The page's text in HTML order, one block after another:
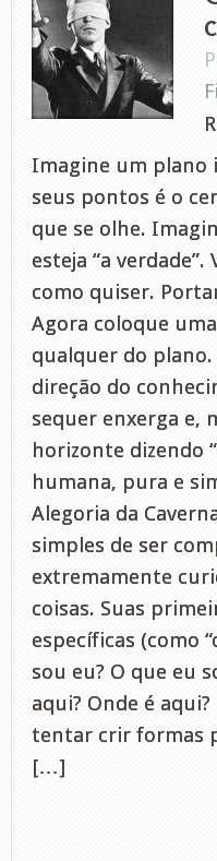
Imagine um
seus pontos é o
que se olhe.
esteja “a
como quiser.
Agora coloque
qualquer do
direção do
sequer enxerga e,
horizonte dizendo
humana, pura e
Alegoria da
simples de ser
extremamente
coisas. Suas
específicas (como
sou eu? O que eu
aqui? Onde é
tentar crir formas
[…]